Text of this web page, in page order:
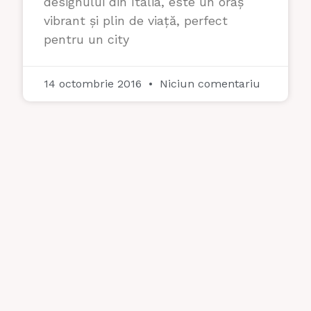
vibrant și plin de viață, perfect
pentru un city
14 octombrie 2016 Niciun comentariu